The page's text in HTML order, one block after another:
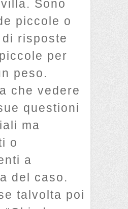
Sono
piccole o
risposte
per
peso.
che vedere
questioni
ma
o
a
del caso.
talvolta poi